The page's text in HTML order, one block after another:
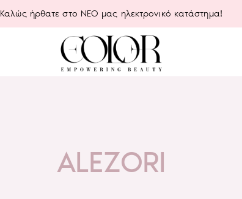
Καλώς ήρθατε στο ΝΕΟ μας ηλεκτρονικό κατάστημα!
ALEZORI